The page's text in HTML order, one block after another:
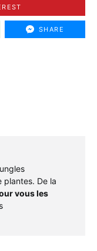
SHARE
plantes. De la
vous les